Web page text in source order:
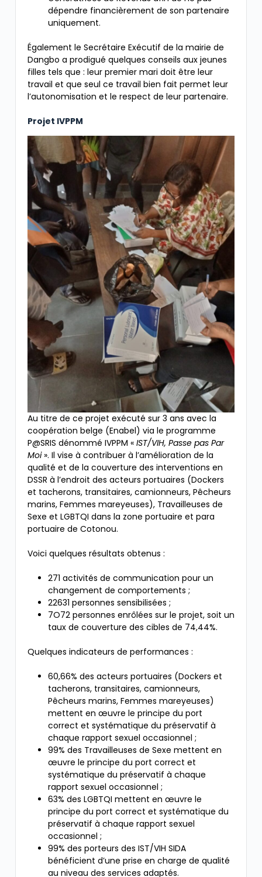
dépendre financièrement de son partenaire
uniquement.
Également le Secrétaire Exécutif de la mairie de
Dangbo a prodigué quelques conseils aux jeunes
filles tels que : leur premier mari doit être leur
travail et que seul ce travail bien fait permet leur
l’autonomisation et le respect de leur partenaire.
Projet IVPPM
Au titre de ce projet exécuté sur 3 ans avec la
coopération belge (Enabel) via le programme
P@SRIS dénommé IVPPM « IST/VIH, Passe pas Par
Moi». Il vise à contribuer à l’amélioration de la
qualité et de la couverture des interventions en
DSSR à l’endroit des acteurs portuaires (Dockers
et tacherons, transitaires, camionneurs, Pêcheurs
marins, Femmes mareyeuses), Travailleuses de
Sexe et LGBTQI dans la zone portuaire et para
portuaire de Cotonou.
Voici quelques résultats obtenus :
271 activités de communication pour un
changement de comportements ;
22631 personnes sensibilisées ;
7O72 personnes enrôlées sur le projet, soit un
taux de couverture des cibles de 74,44%.
Quelques indicateurs de performances :
60,66% des acteurs portuaires (Dockers et
tacherons, transitaires, camionneurs,
Pêcheurs marins, Femmes mareyeuses)
mettent en œuvre le principe du port
correct et systématique du préservatif à
chaque rapport sexuel occasionnel ;
99% des Travailleuses de Sexe mettent en
œuvre le principe du port correct et
systématique du préservatif à chaque
rapport sexuel occasionnel ;
63% des LGBTQI mettent en œuvre le
principe du port correct et systématique du
préservatif à chaque rapport sexuel
occasionnel ;
99% des porteurs des IST/VIH SIDA
bénéficient d’une prise en charge de qualité
au niveau des services adaptés.